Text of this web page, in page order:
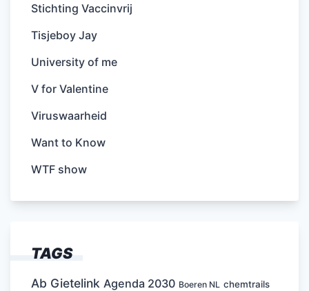
Stichting Vaccinvrij
Tisjeboy Jay
University of me
V for Valentine
Viruswaarheid
Want to Know
WTF show
TAGS
Ab Gietelink Agenda 2030 Boeren NL chemtrails